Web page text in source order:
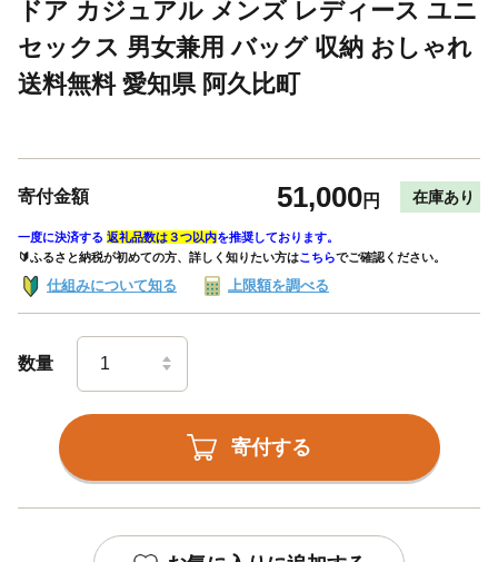
ドア カジュアル メンズ レディース ユニ
セックス 男女兼用 バッグ 収納 おしゃれ
送料無料 愛知県 阿久比町
寄付金額 51,000円 在庫あり
一度に決済する 返礼品数は３つ以内を推奨しております。
🔰ふるさと納税が初めての方、詳しく知りたい方はこちらでご確認ください。
仕組みについて知る 上限額を調べる
数量
寄付する